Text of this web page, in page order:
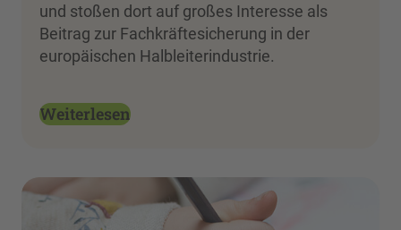
und stoßen dort auf großes Interesse als
Beitrag zur Fachkräftesicherung in der
europäischen Halbleiterindustrie.
Weiterlesen